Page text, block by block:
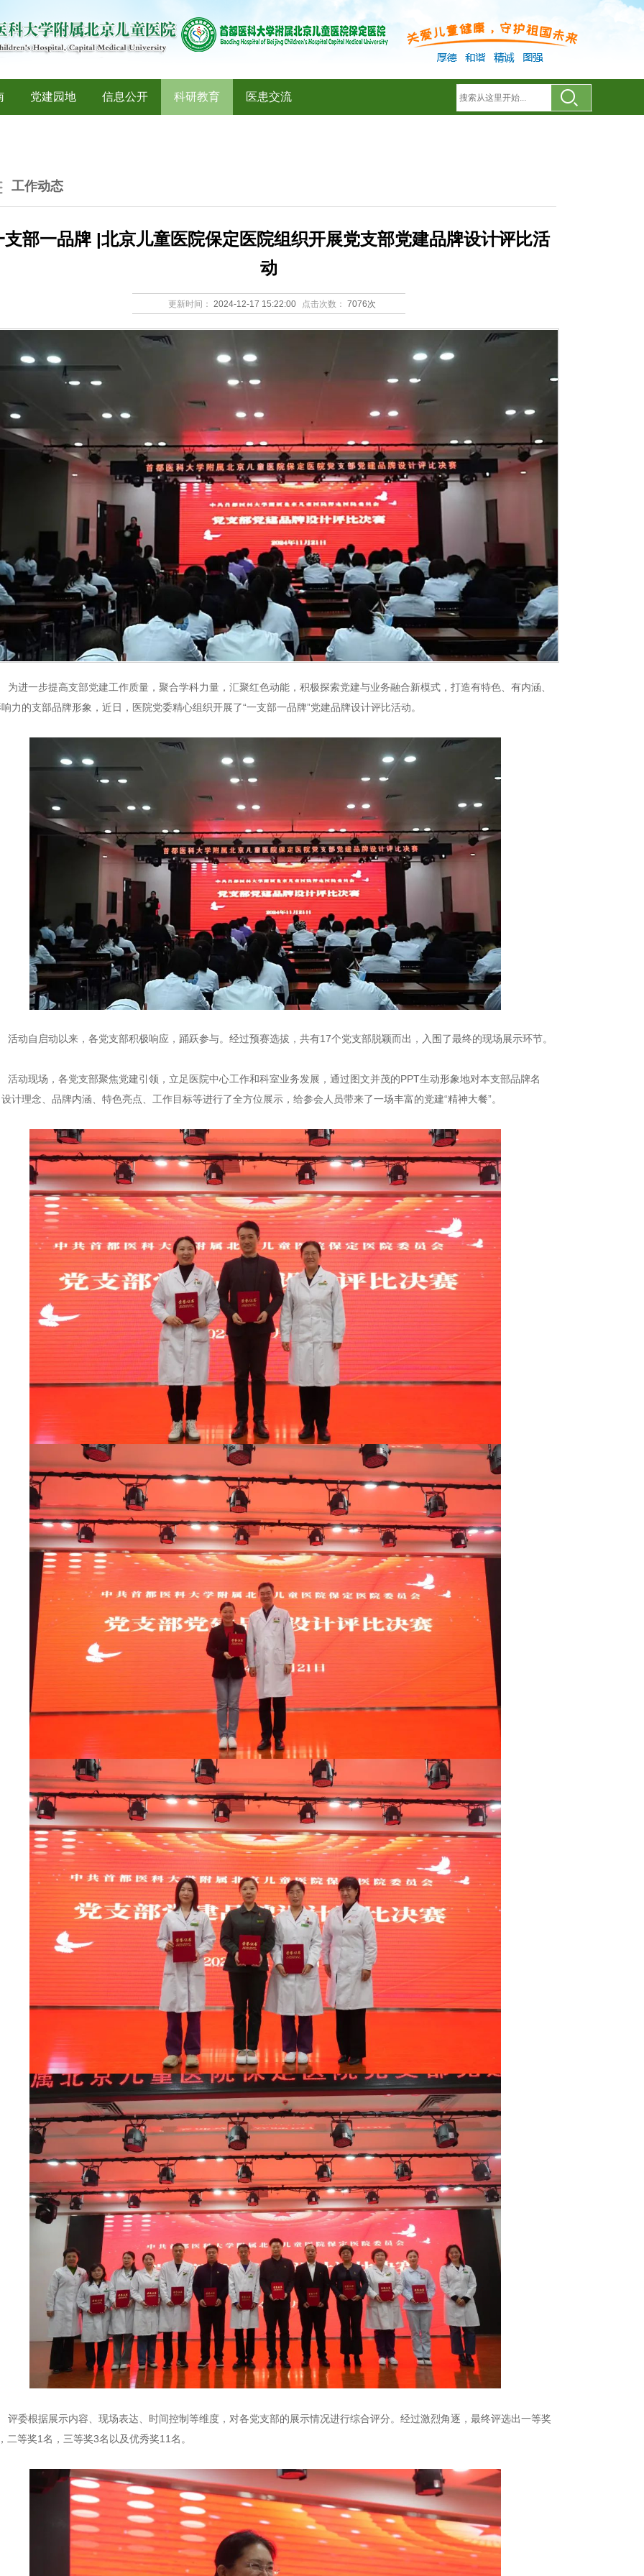
党建园地 信息公开 科研教育 医患交流
工作动态
支部一品牌 |北京儿童医院保定医院组织开展党支部党建品牌设计评比活
动
更新时间： 2024-12-17 15:22:00 点击次数： 7076次
为进一步提高支部党建工作质量，聚合学科力量，汇聚红色动能，积极探索党建与业务融合新模式，打造有特色、有内涵、
力的支部品牌形象，近日，医院党委精心组织开展了“一支部一品牌”党建品牌设计评比活动。
活动自启动以来，各党支部积极响应，踊跃参与。经过预赛选拔，共有17个党支部脱颖而出，入围了最终的现场展示环节。
活动现场，各党支部聚焦党建引领，立足医院中心工作和科室业务发展，通过图文并茂的PPT生动形象地对本支部品牌名
计理念、品牌内涵、特色亮点、工作目标等进行了全方位展示，给参会人员带来了一场丰富的党建“精神大餐”。
评委根据展示内容、现场表达、时间控制等维度，对各党支部的展示情况进行综合评分。经过激烈角逐，最终评选出一等奖
二等奖1名，三等奖3名以及优秀奖11名。